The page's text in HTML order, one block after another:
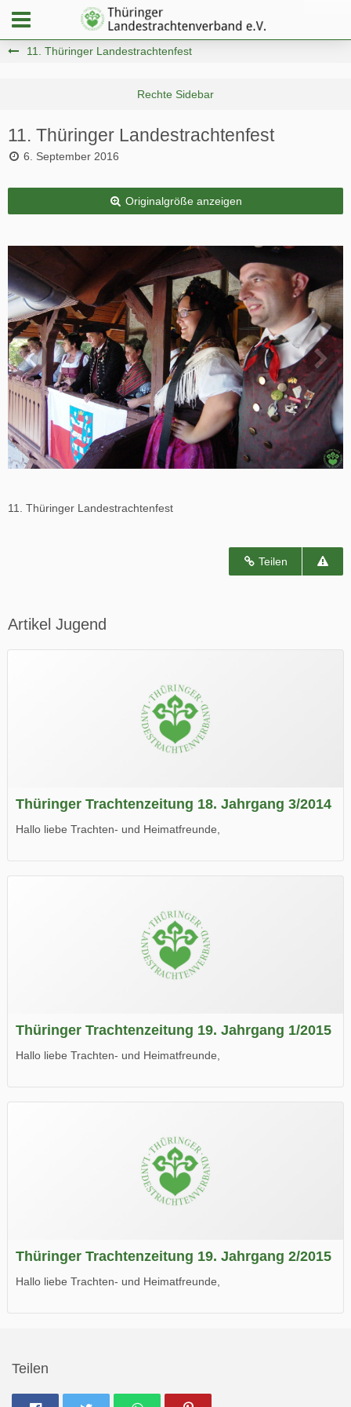
11. Thüringer Landestrachtenfest
11. Thüringer Landestrachtenfest
6. September 2016
Originalgröße anzeigen
11. Thüringer Landestrachtenfest
Teilen
Artikel Jugend
Thüringer Trachtenzeitung 18. Jahrgang 3/2014
Hallo liebe Trachten- und Heimatfreunde,
Wir wünschen Euch viel Spaß beim Lesen.
Thüringer Trachtenzeitung 19. Jahrgang 1/2015
Hallo liebe Trachten- und Heimatfreunde,
Wir wünschen Euch viel Spaß beim Lesen.
Thüringer Trachtenzeitung 19. Jahrgang 2/2015
Hallo liebe Trachten- und Heimatfreunde,
Teilen